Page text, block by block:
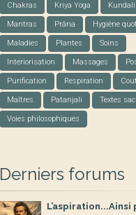
Chakras Kriya Yoga
Mantras Prâna Hygiène
Maladies Plantes Soins
Interiorisation Massages
Purification Respiration
Maîtres Patanjali Textes
Voies philosophiques
Derniers forums
L’aspiration...Ainsi